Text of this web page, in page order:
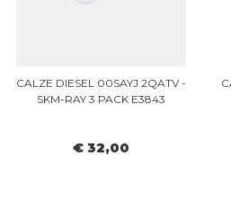
CALZE DIESEL 00SAYJ 2QATV -
SKM-RAY 3 PACK E3843
€ 32,00